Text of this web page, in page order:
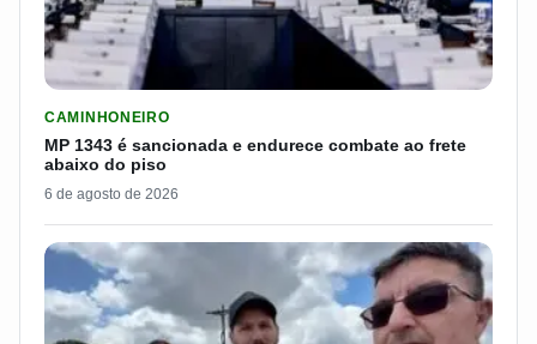
CAMINHONEIRO
MP 1343 é sancionada e endurece combate ao frete
abaixo do piso
6 de agosto de 2026